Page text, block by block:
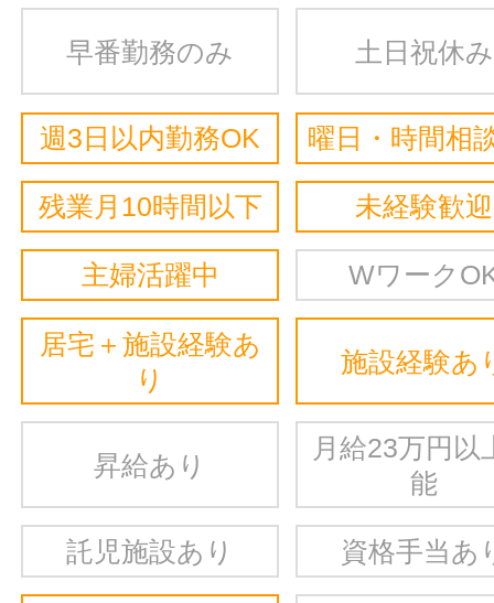
早番勤務のみ 土日祝休み
週3日以内勤務OK 曜日・時間相
残業月10時間以下 未経験歓迎
主婦活躍中 Wワーク
居宅＋施設経験あ
り
施設経験あ
昇給あり
月給23万円以
能
託児施設あり 資格手当あ